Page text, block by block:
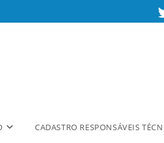
CADASTRO RESPONSÁVEIS